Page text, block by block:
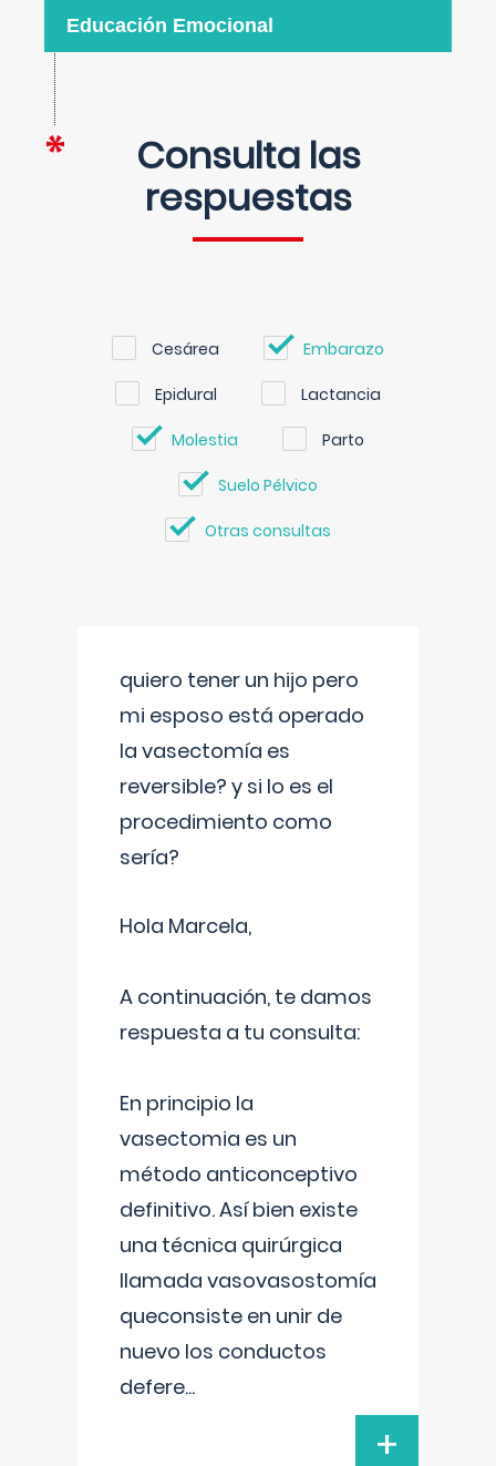
Educación Emocional
Consulta las
respuestas
Cesárea Embarazo
Epidural Lactancia
Molestia Parto
Suelo Pélvico
Otras consultas
quiero tener un hijo pero
mi esposo está operado
la vasectomía es
reversible? y si lo es el
procedimiento como
sería?
Hola Marcela,
A continuación, te damos
respuesta a tu consulta:
En principio la
vasectomia es un
método anticonceptivo
definitivo. Así bien existe
una técnica quirúrgica
llamada vasovasostomía
queconsiste en unir de
nuevo los conductos
defere...
+